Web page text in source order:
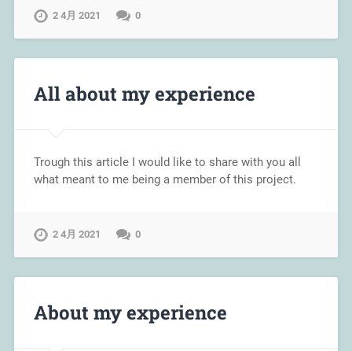
2 4月 2021 0
All about my experience
Trough this article I would like to share with you all
what meant to me being a member of this project.
2 4月 2021 0
About my experience